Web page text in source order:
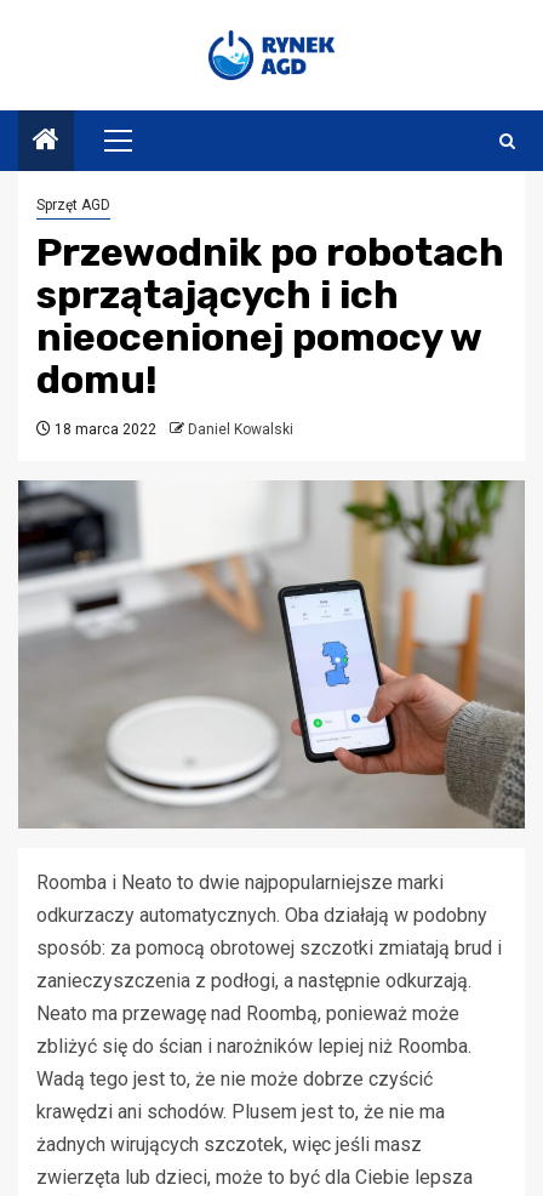
Menu
główne
Sprzęt AGD
Przewodnik po robotach
sprzątających i ich
nieocenionej pomocy w
domu!
18 marca 2022 Daniel Kowalski
Roomba i Neato to dwie najpopularniejsze marki
odkurzaczy automatycznych. Oba działają w podobny
sposób: za pomocą obrotowej szczotki zmiatają brud i
zanieczyszczenia z podłogi, a następnie odkurzają.
Neato ma przewagę nad Roombą, ponieważ może
zbliżyć się do ścian i narożników lepiej niż Roomba.
Wadą tego jest to, że nie może dobrze czyścić
krawędzi ani schodów. Plusem jest to, że nie ma
żadnych wirujących szczotek, więc jeśli masz
zwierzęta lub dzieci, może to być dla Ciebie lepsza